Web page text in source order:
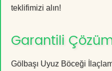
teklifimizi alın!
Garantili
Gölbaşı Uyuz Böceği